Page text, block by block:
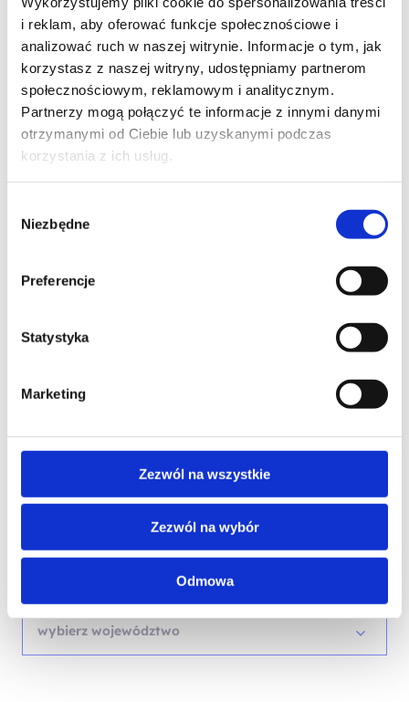
i reklam, aby oferować funkcje społecznościowe i
analizować ruch w naszej witrynie. Informacje o tym, jak
korzystasz z naszej witryny, udostępniamy partnerom
społecznościowym, reklamowym i analitycznym.
Partnerzy mogą połączyć te informacje z innymi danymi
otrzymanymi od Ciebie lub uzyskanymi podczas
korzystania z ich usług.
zgody
Niezbędne
Preferencje
Statystyka
Marketing
Zezwól na wszystkie
Zezwól na wybór
Odmowa
Zwinne zarządzanie projektami - kurs
podstawowy
TELEFON KONTAKTOWY*
EMAIL*
wybierz województwo